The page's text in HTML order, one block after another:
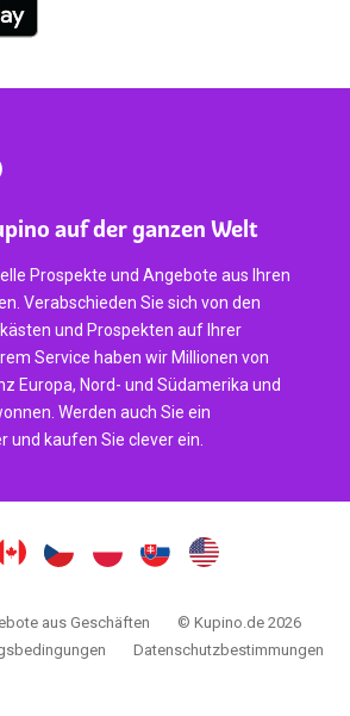
auf der ganzen Welt
Prospekte und Angebote aus Ihren
Verabschieden Sie sich von den
und Prospekten auf Ihrer
Service haben wir Millionen von
Europa, Nord- und Südamerika und
Werden auch Sie ein
und kaufen Sie clever ein.
aus Geschäften
© Kupino.de 2026
Datenschutzbestimmungen